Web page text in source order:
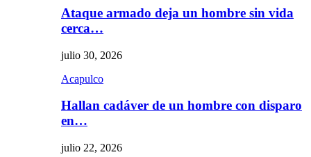
Ataque armado deja un hombre sin vida
cerca…
julio 30, 2026
Acapulco
Hallan cadáver de un hombre con disparo
en…
julio 22, 2026